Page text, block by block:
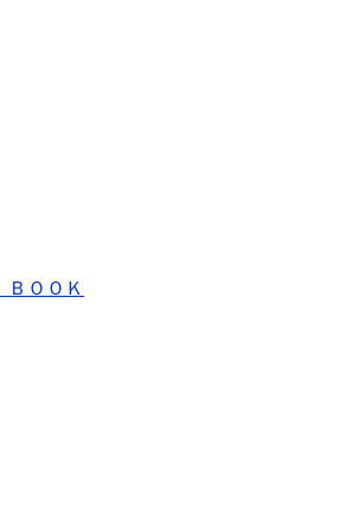
ＯＯＫ